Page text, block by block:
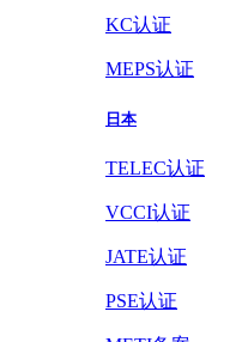
KC认证
MEPS认证
日本
TELEC认证
VCCI认证
JATE认证
PSE认证